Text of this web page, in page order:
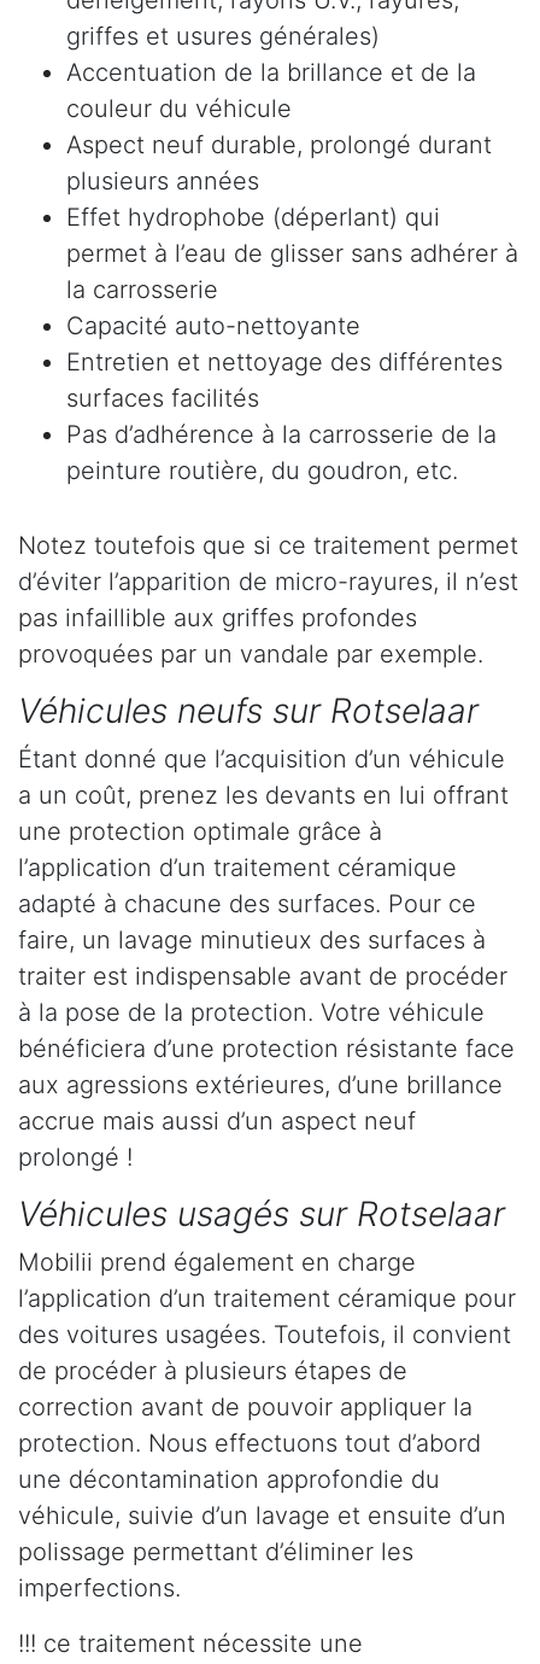
griffes et usures générales)
Accentuation de la brillance et de la
couleur du véhicule
Aspect neuf durable, prolongé durant
plusieurs années
Effet hydrophobe (déperlant) qui
permet à l’eau de glisser sans adhérer à
la carrosserie
Capacité auto-nettoyante
Entretien et nettoyage des différentes
surfaces facilités
Pas d’adhérence à la carrosserie de la
peinture routière, du goudron, etc.
Notez toutefois que si ce traitement permet
d’éviter l’apparition de micro-rayures, il n’est
pas infaillible aux griffes profondes
provoquées par un vandale par exemple.
Véhicules neufs sur Rotselaar
Étant donné que l’acquisition d’un véhicule
a un coût, prenez les devants en lui offrant
une protection optimale grâce à
l’application d’un traitement céramique
adapté à chacune des surfaces. Pour ce
faire, un lavage minutieux des surfaces à
traiter est indispensable avant de procéder
à la pose de la protection. Votre véhicule
bénéficiera d’une protection résistante face
aux agressions extérieures, d’une brillance
accrue mais aussi d’un aspect neuf
prolongé !
Véhicules usagés sur Rotselaar
Mobilii prend également en charge
l’application d’un traitement céramique pour
des voitures usagées. Toutefois, il convient
de procéder à plusieurs étapes de
correction avant de pouvoir appliquer la
protection. Nous effectuons tout d’abord
une décontamination approfondie du
véhicule, suivie d’un lavage et ensuite d’un
polissage permettant d’éliminer les
imperfections.
!!! ce traitement nécessite une